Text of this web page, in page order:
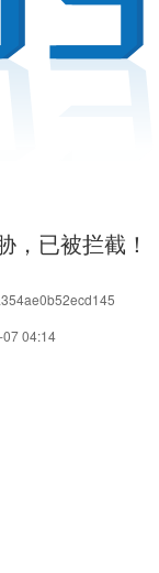
，已被拦截！
04:14